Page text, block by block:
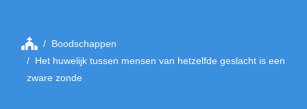
Boodschappen
Het huwelijk tussen mensen van hetzelfde geslacht is een
zware zonde